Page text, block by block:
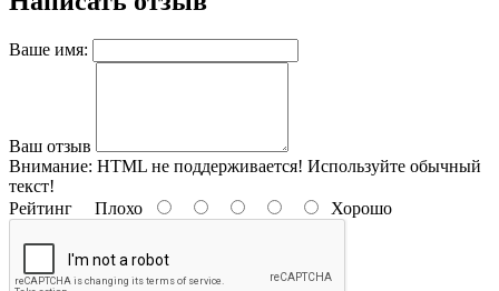
Ваше имя:
Ваш отзыв
Внимание: HTML не поддерживается! Используйте обычный
текст!
Рейтинг Плохо Хорошо